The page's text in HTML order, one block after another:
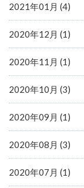
2021年01月 (4)
2020年12月 (1)
2020年11月 (1)
2020年10月 (3)
2020年09月 (1)
2020年08月 (3)
2020年07月 (1)